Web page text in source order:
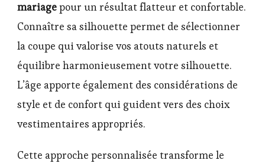
mariagepour un résultat flatteur et confortable.
Connaître sa silhouette permet de sélectionner
la coupe qui valorise vos atouts naturels et
équilibre harmonieusement votre silhouette.
L’âge apporte également des considérations de
style et de confort qui guident vers des choix
vestimentaires appropriés.
Cette approche personnalisée transforme le